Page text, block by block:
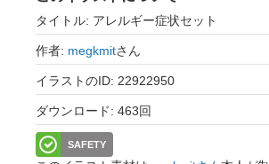
タイトル: アレルギー症状セット
作者: megkmitさん
イラストのID: 22922950
ダウンロード: 463回
SAFETY